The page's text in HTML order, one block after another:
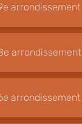
arrondissement
arrondissement
arrondissement